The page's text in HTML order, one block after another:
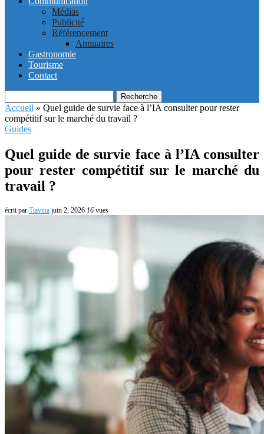
Médias
Publicité
Référencement
Annuaires
Gastronomie
Tourisme
Contact
Recherche
Accueil » Quel guide de survie face à l’IA consulter pour rester
compétitif sur le marché du travail ?
Guides
Quel guide de survie face à l’IA consulter
pour rester compétitif sur le marché du
travail ?
écrit par Tiavina juin 2, 2026 16 vues